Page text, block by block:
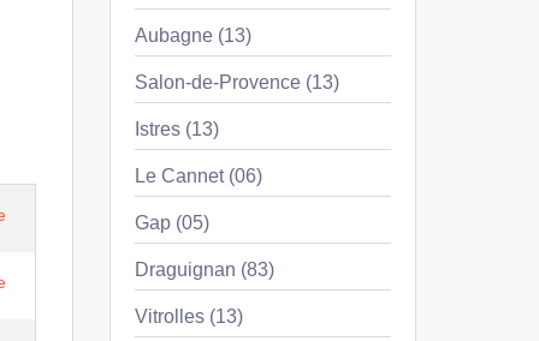
Aubagne (13)
Salon-de-Provence (13)
Istres (13)
Le Cannet (06)
Gap (05)
Draguignan (83)
Vitrolles (13)